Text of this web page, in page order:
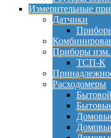
Измерительные
Датчики
Приборы изм.
ТСП-К
Расходомеры